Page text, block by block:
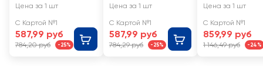
KERASYS
й
Цена за 1 шт
С Картой №1
587,99 руб
784,20 руб -25%
KERASYS
вающий
Цена за 1 шт
С Картой №1
587,99 руб
784,29 руб -25%
Ориентал
Цена за 1 шт
С Картой №1
859,99 руб
1 146,49 руб -24%